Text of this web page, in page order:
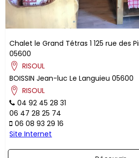
Chalet le Grand Tétras 1 125 rue des
05600
RISOUL
BOISSIN Jean-luc Le Languieu 05600
RISOUL
04 92 45 28 31
06 47 28 25 74
06 08 93 29 16
Site Internet